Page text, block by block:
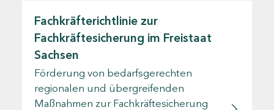
Fachkräfterichtlinie zur
Fachkräftesicherung im Freistaat
Sachsen
Förderung von bedarfsgerechten
regionalen und übergreifenden
Maßnahmen zur Fachkräftesicherung